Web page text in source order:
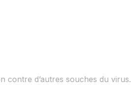
d’autres souches du virus.